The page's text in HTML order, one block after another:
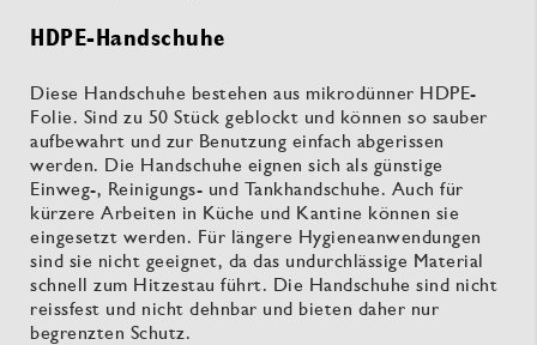
HDPE-Handschuhe
Diese Handschuhe bestehen aus mikrodünner HDPE-
Folie. Sind zu 50 Stück geblockt und können so sauber
aufbewahrt und zur Benutzung einfach abgerissen
werden. Die Handschuhe eignen sich als günstige
Einweg-, Reinigungs- und Tankhandschuhe. Auch für
kürzere Arbeiten in Küche und Kantine können sie
eingesetzt werden. Für längere Hygieneanwendungen
sind sie nicht geeignet, da das undurchlässige Material
schnell zum Hitzestau führt. Die Handschuhe sind nicht
reissfest und nicht dehnbar und bieten daher nur
begrenzten Schutz.